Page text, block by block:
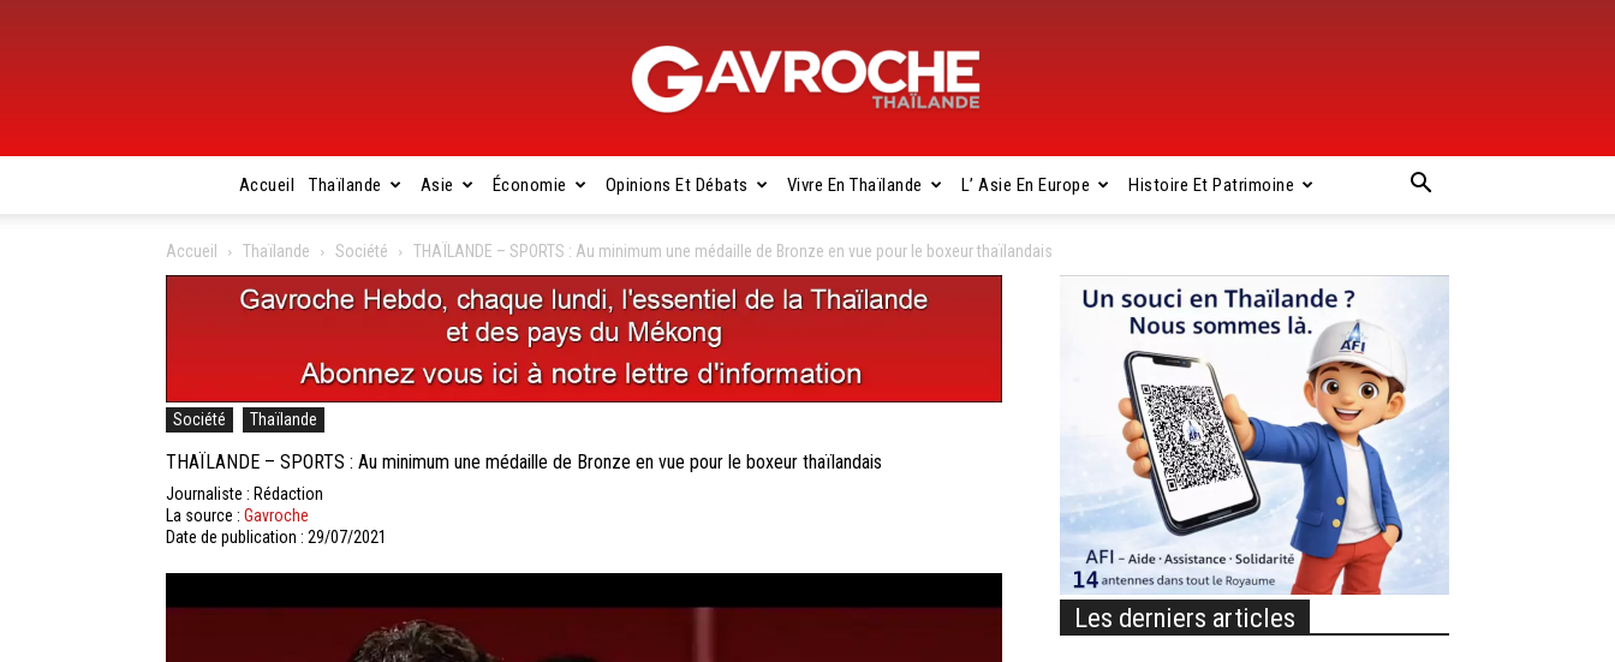
Gavroche
Accueil Thaïlande Asie Économie Opinions Et Débats Vivre En Thaïlande L’ Asie En Europe Histoire Et Patrimoine
Accueil Thaïlande Société THAÏLANDE – SPORTS : Au minimum une médaille de Bronze en vue pour le boxeur thaïlandais
Société Thaïlande
THAÏLANDE – SPORTS : Au minimum une médaille de Bronze en vue pour le boxeur thaïlandais
Journaliste : Rédaction
La source : Gavroche
Date de publication : 29/07/2021
Les derniers articles